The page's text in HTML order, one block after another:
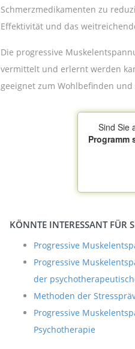
Schmerzmedikamenten zu
Effektivität und das
Die progressive
vermittelt und erlernt werden
geeignet zum Wohlbefinden
Sind Sie
Programm
KÖNNTE INTERESSANT FÜR
Progressive
Progressive
der
Methoden der
Progressive
Psychotherapie